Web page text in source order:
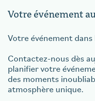
Votre événement
Votre événement dans
Contactez-nous dès
planifier votre
des moments
atmosphère unique.